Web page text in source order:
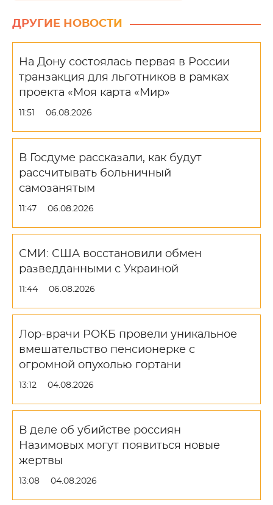
ДРУГИЕ НОВОСТИ
На Дону состоялась первая в России
транзакция для льготников в рамках
проекта «Моя карта «Мир»
11:51 06.08.2026
В Госдуме рассказали, как будут
рассчитывать больничный
самозанятым
11:47 06.08.2026
СМИ: США восстановили обмен
разведданными с Украиной
11:44 06.08.2026
Лор-врачи РОКБ провели уникальное
вмешательство пенсионерке с
огромной опухолью гортани
13:12 04.08.2026
В деле об убийстве россиян
Назимовых могут появиться новые
жертвы
13:08 04.08.2026